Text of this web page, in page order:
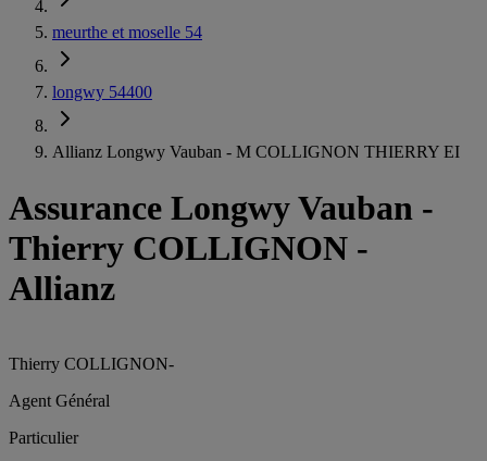
meurthe et moselle 54
longwy 54400
Allianz Longwy Vauban - M COLLIGNON THIERRY EI
Assurance Longwy Vauban -
Thierry COLLIGNON -
Allianz
Thierry COLLIGNON-
Agent Général
Particulier